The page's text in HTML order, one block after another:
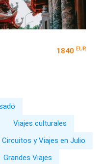
1840 EUR
Viajes culturales
Circuitos y Viajes en Julio
Grandes Viajes